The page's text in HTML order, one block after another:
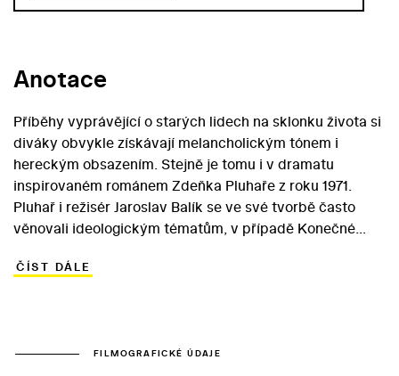
Anotace
Příběhy vyprávějící o starých lidech na sklonku života si
diváky obvykle získávají melancholickým tónem i
hereckým obsazením. Stejně je tomu i v dramatu
inspirovaném románem Zdeňka Pluhaře z roku 1971.
Pluhař i režisér Jaroslav Balík se ve své tvorbě často
věnovali ideologickým tématům, v případě Konečné
domově důchodců. Z mozaiky lidských osudů se
bývalá operetní zpěvačka Kálajová. Balíkův nepříliš
ČÍST DÁLE
FILMOGRAFICKÉ ÚDAJE